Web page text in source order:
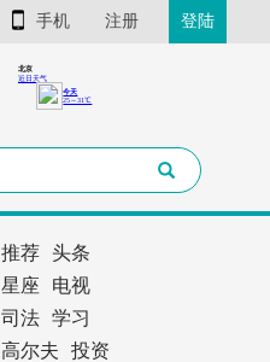
手机 注册 登陆
推荐
头条
星座
电视
司法
学习
高尔夫
投资